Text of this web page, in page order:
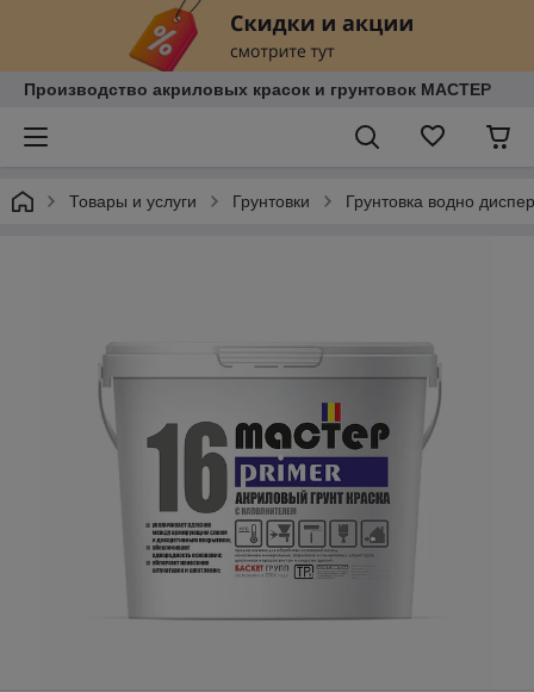
Производство акриловых красок и грунтовок МАСТЕР
Товары и услуги Грунтовки Грунтовка водно